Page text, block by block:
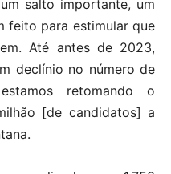
salto importante, um
feito para estimular que
Até antes de 2023,
declínio no número de
retomando o
[de candidatos] a